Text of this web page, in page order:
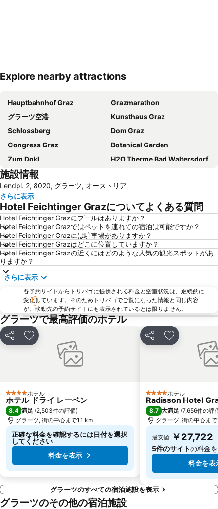
地図を拡大
Explore nearby attractions
Hauptbahnhof Graz
Grazmarathon
グラーツ空港
Kunsthaus Graz
Schlossberg
Dom Graz
Congress Graz
Botanical Garden
Zum Dokl
H2O Therme Bad Waltersdorf
施設情報
Lendpl. 2, 8020, グラーツ, オーストリア
さらに表示
Hotel Feichtinger Grazについてよくある質問
Hotel Feichtinger Grazにプールはありますか？
Hotel Feichtinger Grazではペットを連れての宿泊は可能ですか？
Hotel Feichtinger Grazには駐車場がありますか？
Hotel Feichtinger Grazはどこに位置していますか？
Hotel Feichtinger Grazの近くにはどのような人気の観光スポットがあ
りますか？
さらに表示
各予約サイトからトリバゴに提供される料金と空室状況は、継続的に
変化しています。そのためトリバゴでご覧になった情報と同じ内容
が、移動先の予約サイトにも表示されているとは限りません。
グラーツで最高評価のホテル
シェア お気に入りに追加
4 ホテルのランク
ホテル
ホテル ドライ レーベン
8.4 満足 (2,503件の評価)
グラーツ, 街の中心まで1.1 km
正確な料金を確認するには日付を選択
してください
料金を表示
シェア お気に入りに
4 ホテルのランク
ホテル
Radisson Hotel
8.7 大満足 (7,656件の評
グラーツ, 街の中心ま
最安値 ￥27,722
5件のサイトの料金
料金を表
グラーツのすべての宿泊施設を表示
グラーツのその他の宿泊施設